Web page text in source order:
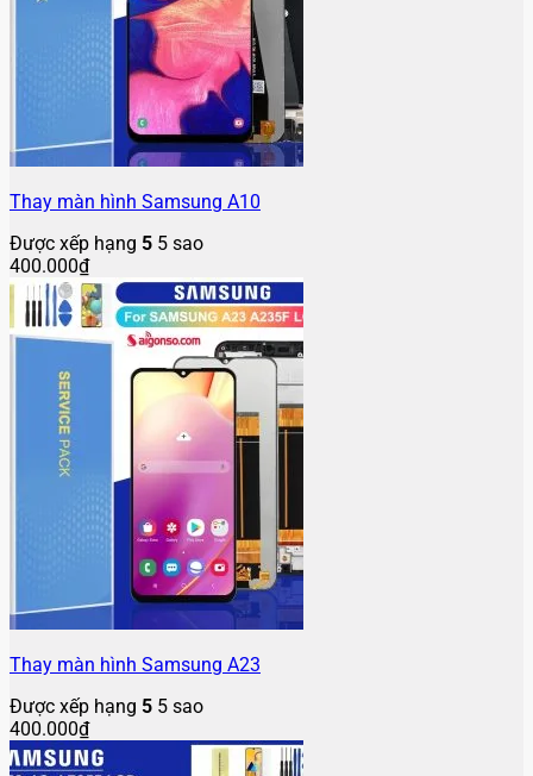
Thay màn hình Samsung A10
Được xếp hạng 5 5 sao
400.000₫
Thay màn hình Samsung A23
Được xếp hạng 5 5 sao
400.000₫